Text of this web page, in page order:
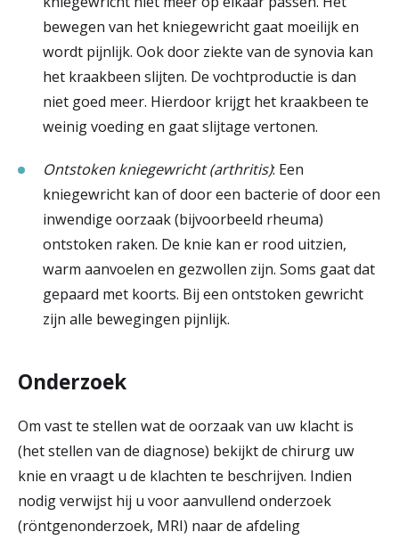
bewegen van het kniegewricht gaat moeilijk en
wordt pijnlijk. Ook door ziekte van de synovia kan
het kraakbeen slijten. De vochtproductie is dan
niet goed meer. Hierdoor krijgt het kraakbeen te
weinig voeding en gaat slijtage vertonen.
Ontstoken kniegewricht (arthritis): Een
kniegewricht kan of door een bacterie of door een
inwendige oorzaak (bijvoorbeeld rheuma)
ontstoken raken. De knie kan er rood uitzien,
warm aanvoelen en gezwollen zijn. Soms gaat dat
gepaard met koorts. Bij een ontstoken gewricht
zijn alle bewegingen pijnlijk.
Onderzoek
Om vast te stellen wat de oorzaak van uw klacht is
(het stellen van de diagnose) bekijkt de chirurg uw
knie en vraagt u de klachten te beschrijven. Indien
nodig verwijst hij u voor aanvullend onderzoek
(röntgenonderzoek, MRI) naar de afdeling